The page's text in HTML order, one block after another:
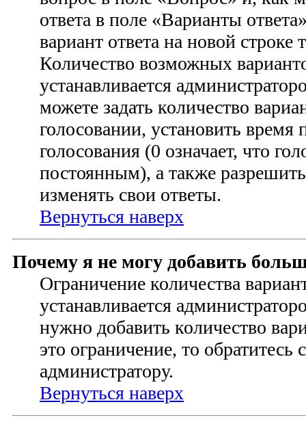
ответа в поле «Варианты
вариант ответа на новой строке
Количество возможных
устанавливается
можете задать количество
голосовании, установить время
голосования (0 означает, что
постоянным), а также
изменять свои ответы.
Вернуться наверх
Почему я не могу добавить
Ограничение количества
устанавливается
нужно добавить количество
это ограничение, то
администратору.
Вернуться наверх